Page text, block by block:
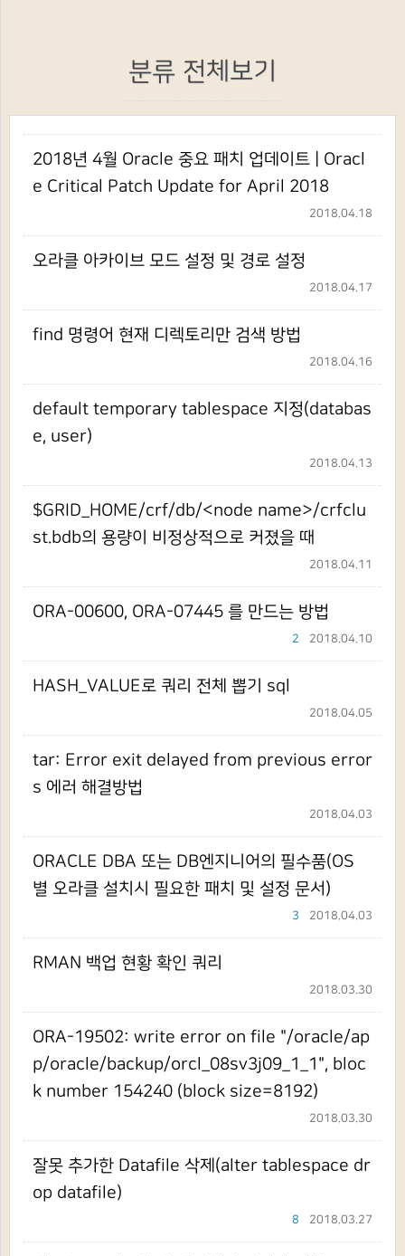
분류 전체보기
2018년 4월 Oracle 중요 패치 업데이트 | Oracl
e Critical Patch Update for April 2018
2018.04.18
오라클 아카이브 모드 설정 및 경로 설정
2018.04.17
find 명령어 현재 디렉토리만 검색 방법
2018.04.16
default temporary tablespace 지정(databas
e, user)
2018.04.13
$GRID_HOME/crf/db/<node name>/crfclu
st.bdb의 용량이 비정상적으로 커졌을 때
2018.04.11
ORA-00600, ORA-07445 를 만드는 방법
2018.04.10
2
HASH_VALUE로 쿼리 전체 뽑기 sql
2018.04.05
tar: Error exit delayed from previous error
s 에러 해결방법
2018.04.03
ORACLE DBA 또는 DB엔지니어의 필수품(OS
별 오라클 설치시 필요한 패치 및 설정 문서)
2018.04.03
3
RMAN 백업 현황 확인 쿼리
2018.03.30
ORA-19502: write error on file "/oracle/ap
p/oracle/backup/orcl_08sv3j09_1_1", bloc
k number 154240 (block size=8192)
2018.03.30
잘못 추가한 Datafile 삭제(alter tablespace dr
op datafile)
2018.03.27
8